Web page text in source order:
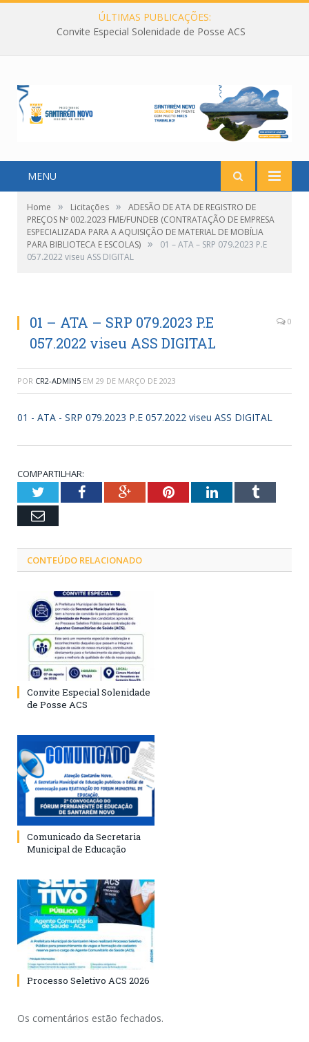
ÚLTIMAS PUBLICAÇÕES:
Convite Especial Solenidade de Posse ACS
MENU
Home » Licitações »
ADESÃO DE ATA DE REGISTRO DE
PREÇOS Nº 002.2023 FME/FUNDEB (CONTRATAÇÃO DE EMPRESA
ESPECIALIZADA PARA A AQUISIÇÃO DE MATERIAL DE MOBÍLIA
PARA BIBLIOTECA E ESCOLAS) »
01 – ATA – SRP 079.2023 P.E
057.2022 viseu ASS DIGITAL
01 – ATA – SRP 079.2023 P.E
057.2022 viseu ASS DIGITAL
0
POR CR2-ADMIN5 EM 29 DE MARÇO DE 2023
01 - ATA - SRP 079.2023 P.E 057.2022 viseu ASS DIGITAL
COMPARTILHAR:
TwitterFacebookGoogle+PinterestLinkedInTumblr
Email
CONTEÚDO RELACIONADO
Convite Especial Solenidade
de Posse ACS
Comunicado da Secretaria
Municipal de Educação
Processo Seletivo ACS 2026
Os comentários estão fechados.